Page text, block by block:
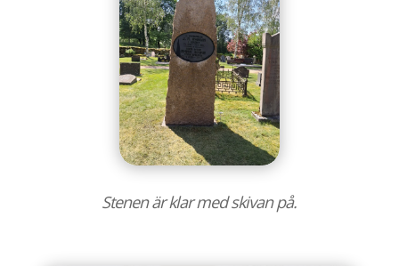
Stenen är klar med skivan på.